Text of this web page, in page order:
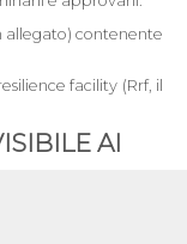
allegato) contenente
facility (Rrf, il
AI